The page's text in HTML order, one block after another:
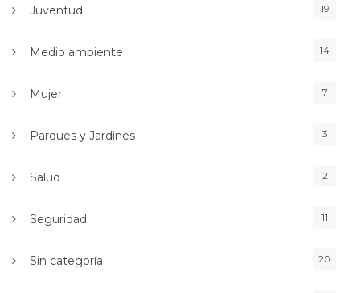
Juventud 19
Medio ambiente 14
Mujer 7
Parques y Jardines 3
Salud 2
Seguridad 11
Sin categoría 20